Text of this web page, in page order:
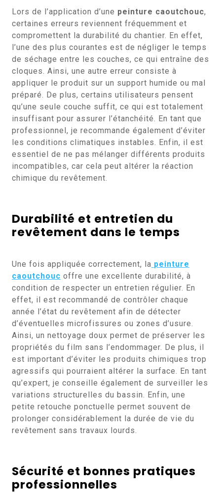
Lors de l’application d’une peinture caoutchouc,
certaines erreurs reviennent fréquemment et
compromettent la durabilité du chantier. En effet,
l’une des plus courantes est de négliger le temps
de séchage entre les couches, ce qui entraîne des
cloques. Ainsi, une autre erreur consiste à
appliquer le produit sur un support humide ou mal
préparé. De plus, certains utilisateurs pensent
qu’une seule couche suffit, ce qui est totalement
insuffisant pour assurer l’étanchéité. En tant que
professionnel, je recommande également d’éviter
les conditions climatiques instables. Enfin, il est
essentiel de ne pas mélanger différents produits
incompatibles, car cela peut altérer la réaction
chimique du revêtement.
Durabilité et entretien du
revêtement dans le temps
Une fois appliquée correctement, la peinture
caoutchouc offre une excellente durabilité, à
condition de respecter un entretien régulier. En
effet, il est recommandé de contrôler chaque
année l’état du revêtement afin de détecter
d’éventuelles microfissures ou zones d’usure.
Ainsi, un nettoyage doux permet de préserver les
propriétés du film sans l’endommager. De plus, il
est important d’éviter les produits chimiques trop
agressifs qui pourraient altérer la surface. En tant
qu’expert, je conseille également de surveiller les
variations structurelles du bassin. Enfin, une
petite retouche ponctuelle permet souvent de
prolonger considérablement la durée de vie du
revêtement sans travaux lourds.
Sécurité et bonnes pratiques
professionnelles